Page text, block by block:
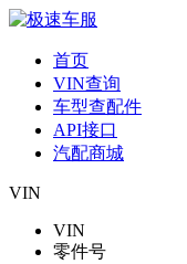
首页
VIN查询
车型查配件
API接口
汽配商城
VIN
VIN
零件号